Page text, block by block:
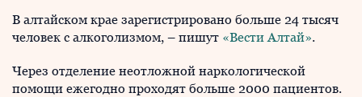
В алтайском крае зарегистрировано больше 24 тысяч
человек с алкоголизмом, – пишут «Вести Алтай».
Через отделение неотложной наркологической
помощи ежегодно проходят больше 2000 пациентов.